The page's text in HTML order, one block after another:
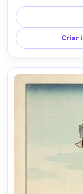
gradiente de
paleta retida,
nariz via
sensação de
profundidade de
Criar